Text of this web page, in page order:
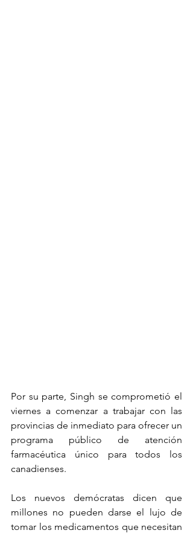
Por su parte, Singh se comprometió el
viernes a comenzar a trabajar con las
provincias de inmediato para ofrecer un
programa público de atención
farmacéutica único para todos los
canadienses.
Los nuevos demócratas dicen que
millones no pueden darse el lujo de
tomar los medicamentos que necesitan